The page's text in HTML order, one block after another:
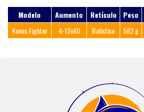
Modelo
Aumento Retículo Peso
Konus Fighter
4-12x40 Balístico 582 g